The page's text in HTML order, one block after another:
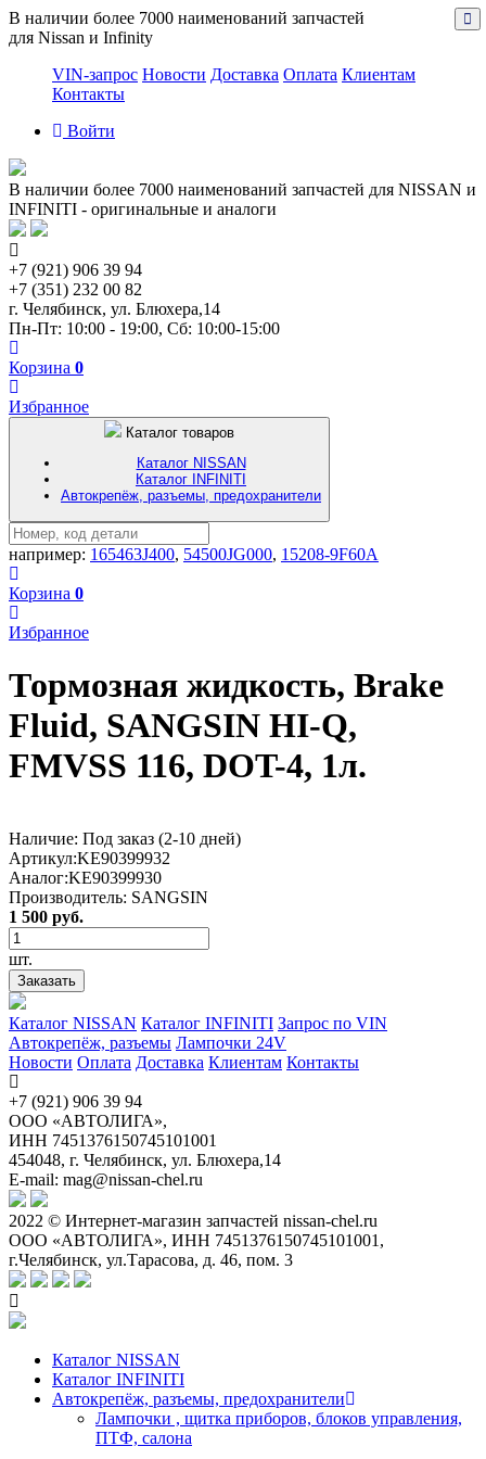
В наличии более 7000 наименований запчастей
для Nissan и Infinity
VIN-запрос Новости Доставка Оплата Клиентам
Контакты
Войти
В наличии более 7000 наименований запчастей для NISSAN и
INFINITI - оригинальные и аналоги
+7 (921) 906 39 94
+7 (351) 232 00 82
г. Челябинск, ул. Блюхера,14
Пн-Пт: 10:00 - 19:00, Сб: 10:00-15:00
Корзина 0
Избранное
Каталог товаров
Каталог NISSAN
Каталог INFINITI
Автокрепёж, разъемы, предохранители
например: 165463J400, 54500JG000, 15208-9F60A
Корзина 0
Избранное
Тормозная жидкость, Brake
Fluid, SANGSIN HI-Q,
FMVSS 116, DOT-4, 1л.
Наличие: Под заказ (2-10 дней)
Артикул:KE90399932
Аналог:KE90399930
Производитель: SANGSIN
1 500 руб.
шт.
Заказать
Каталог NISSAN Каталог INFINITI Запрос по VIN
Автокрепёж, разъемы Лампочки 24V
Новости Оплата Доставка Клиентам Контакты
+7 (921) 906 39 94
ООО «АВТОЛИГА»,
ИНН 7451376150745101001
454048, г. Челябинск, ул. Блюхера,14
E-mail: mag@nissan-chel.ru
2022 © Интернет-магазин запчастей nissan-chel.ru
ООО «АВТОЛИГА», ИНН 7451376150745101001,
г.Челябинск, ул.Тарасова, д. 46, пом. 3
Каталог NISSAN
Каталог INFINITI
Автокрепёж, разъемы, предохранители
Лампочки , щитка приборов, блоков управления,
ПТФ, салона